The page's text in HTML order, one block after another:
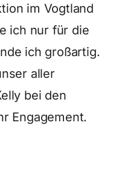
im Vogtland
ich nur für die
ich großartig.
aller
bei den
Engagement.